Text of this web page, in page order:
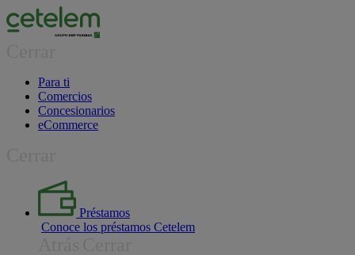
Para ti
Comercios
Concesionarios
eCommerce
Préstamos
Conoce los préstamos Cetelem